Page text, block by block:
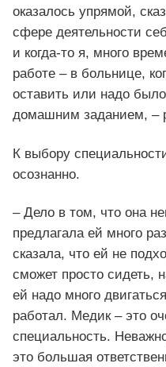
оказалось упрямой,
сфере деятельности
и когда-то я, много
работе – в больнице,
оставить или надо
домашним заданием, –
К выбору
осознанно.
– Дело в том, что она
предлагала ей много
сказала, что ей не
сможет просто сидеть,
ей надо много
работал. Медик – это
специальность.
это большая